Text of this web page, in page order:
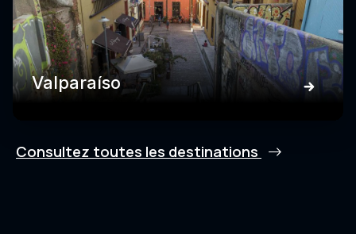
Valparaíso
Consultez toutes les destinations